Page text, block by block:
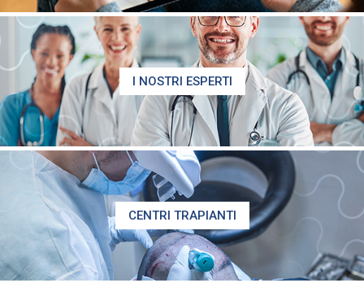
I NOSTRI ESPERTI
CENTRI TRAPIANTI